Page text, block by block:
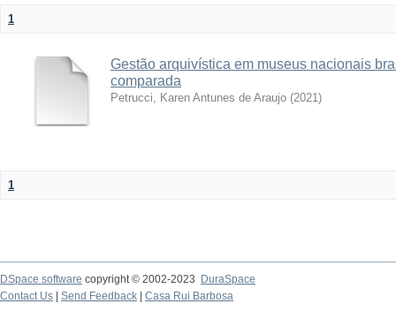
1
Gestão arquivística em museus nacionais
comparada
Petrucci, Karen Antunes de Araujo (2021)
1
DSpace software copyright © 2002-2023
DuraSpace
Contact Us
Send Feedback Casa Rui Barbosa